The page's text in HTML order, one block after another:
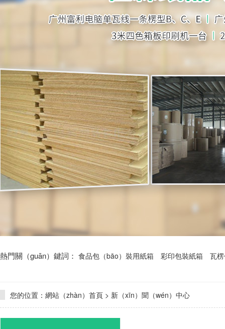
熱門關（guān）鍵詞： 食品包（bāo）裝用紙箱 彩印包裝紙箱 瓦
您的位置： 網站（zhàn）首頁 > 新（xīn）聞（wén）中心